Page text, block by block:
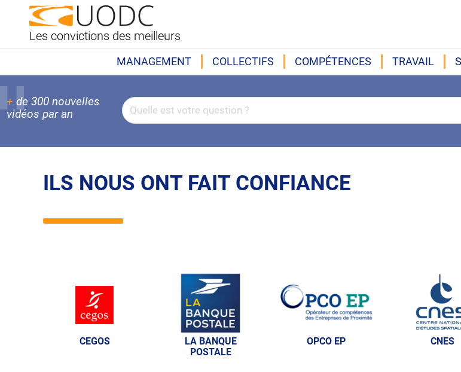
Les convictions des meilleurs
MANAGEMENT COLLECTIFS COMPÉTENCES TRAVAIL
+ de 300 nouvelles
vidéos par an
ILS NOUS ONT FAIT CONFIANCE
CEGOS
LA BANQUE
POSTALE
OPCO EP CNES